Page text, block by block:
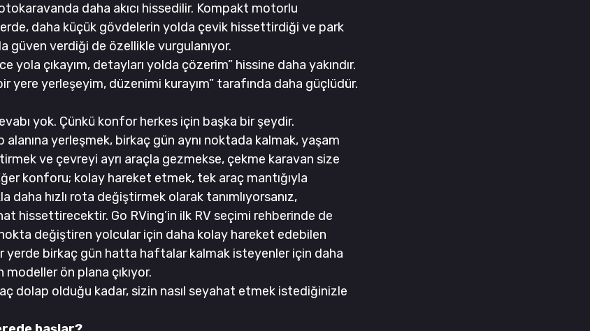
daha akıcı hissedilir. Kompakt motorlu
daha küçük gövdelerin yolda çevik hissettirdiği ve park
güven verdiği de özellikle vurgulanıyor.
yola çıkayım, detayları yolda çözerim” hissine daha yakındır.
yere yerleşeyim, düzenimi kurayım” tarafında daha güçlüdür.
yok. Çünkü konfor herkes için başka bir şeydir.
yerleşmek, birkaç gün aynı noktada kalmak, yaşam
ve çevreyi ayrı araçla gezmekse, çekme karavan size
konforu; kolay hareket etmek, tek araç mantığıyla
daha hızlı rota değiştirmek olarak tanımlıyorsanız,
hissettirecektir. Go RVing’in ilk RV seçimi rehberinde de
nokta değiştiren yolcular için daha kolay hareket edebilen
yerde birkaç gün hatta haftalar kalmak isteyenler için daha
ön plana çıkıyor.
dolap olduğu kadar, sizin nasıl seyahat etmek istediğinizle